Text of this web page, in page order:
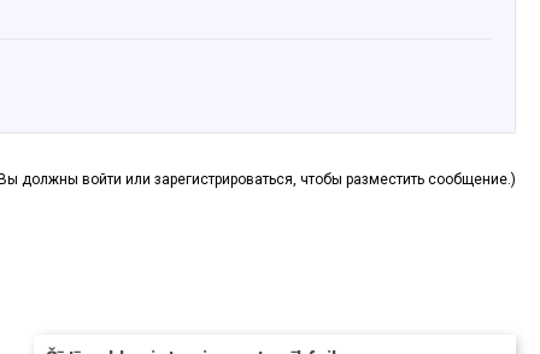
должны войти или зарегистрироваться, чтобы разместить сообщение.)